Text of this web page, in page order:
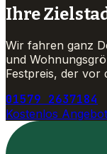
Ihre
Wir fahren ganz
und
Festpreis, der vor
01579 2637184
Kostenlos